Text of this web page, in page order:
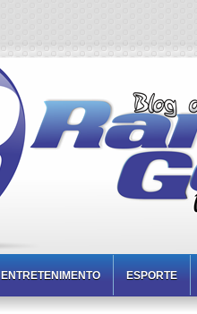
ENTRETENIMENTO ESPORTE